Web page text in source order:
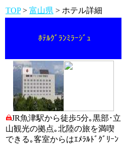
TOP> 富山県 > ホテル詳細
ﾎﾃﾙｸﾞﾗﾝﾐﾗｰｼﾞｭ
JR魚津駅から徒歩5分｡黒部･立
山観光の拠点｡北陸の旅を満喫
できる｡客室からはｴﾒﾗﾙﾄﾞｸﾞﾘｰﾝ